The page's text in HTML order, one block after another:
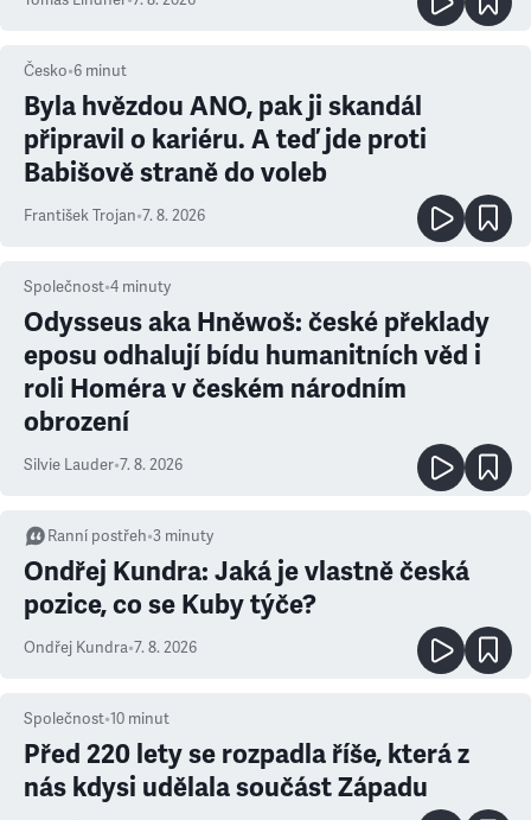
Česko•6 minut
Byla hvězdou ANO, pak ji skandál
připravil o kariéru. A teď jde proti
Babišově straně do voleb
František Trojan•7. 8. 2026
Společnost•4 minuty
Odysseus aka Hněwoš: české překlady
eposu odhalují bídu humanitních věd i
roli Homéra v českém národním
obrození
Silvie Lauder•7. 8. 2026
Ranní postřeh•3 minuty
Ondřej Kundra: Jaká je vlastně česká
pozice, co se Kuby týče?
Ondřej Kundra•7. 8. 2026
Společnost•10 minut
Před 220 lety se rozpadla říše, která z
nás kdysi udělala součást Západu